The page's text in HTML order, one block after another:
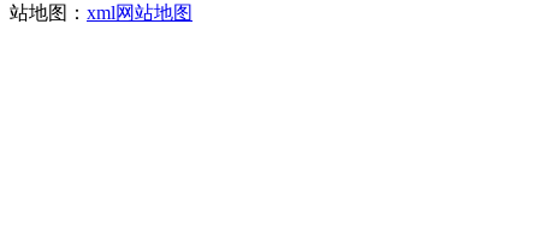
站地图： xml网站地图